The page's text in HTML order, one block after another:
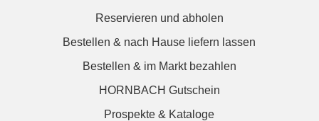
Reservieren und abholen
Bestellen & nach Hause liefern lassen
Bestellen & im Markt bezahlen
HORNBACH Gutschein
Prospekte & Kataloge